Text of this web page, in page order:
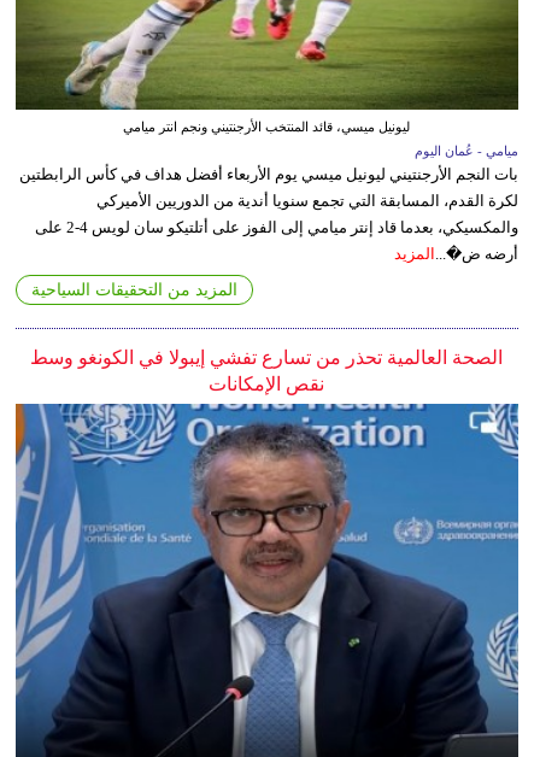
ليونيل ميسي، قائد المنتخب الأرجنتيني ونجم انتر ميامي
ميامي - عُمان اليوم
بات النجم الأرجنتيني ليونيل ميسي يوم الأربعاء أفضل هداف في كأس الرابطتين
لكرة القدم، المسابقة التي تجمع سنويا أندية من الدوريين الأميركي
والمكسيكي، بعدما قاد إنتر ميامي إلى الفوز على أتلتيكو سان لويس 4-2 على
أرضه ض�... المزيد
المزيد من التحقيقات السياحية
الصحة العالمية تحذر من تسارع تفشي إيبولا في الكونغو وسط
نقص الإمكانات